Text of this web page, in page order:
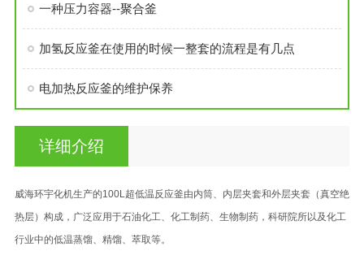
一种压力容器--聚合釜
加氢反应釜在使用的时候一整套的流程是有几点
电加热反应釜的维护保养
详细介绍
威海环宇化机生产的100L超低温反应釜由内筒、内层夹套和外层夹套（真空绝
热层）构成，广泛应用于石油化工、化工制药、生物制药，科研院所以及化工
行业中的低温蒸馏、精馏、萃取等。